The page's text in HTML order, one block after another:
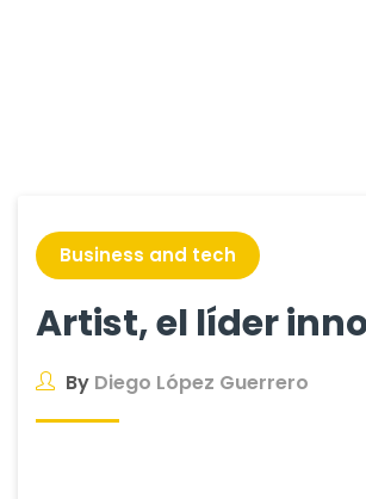
Business and tech
Artist, el líder
By Diego López Guerrero